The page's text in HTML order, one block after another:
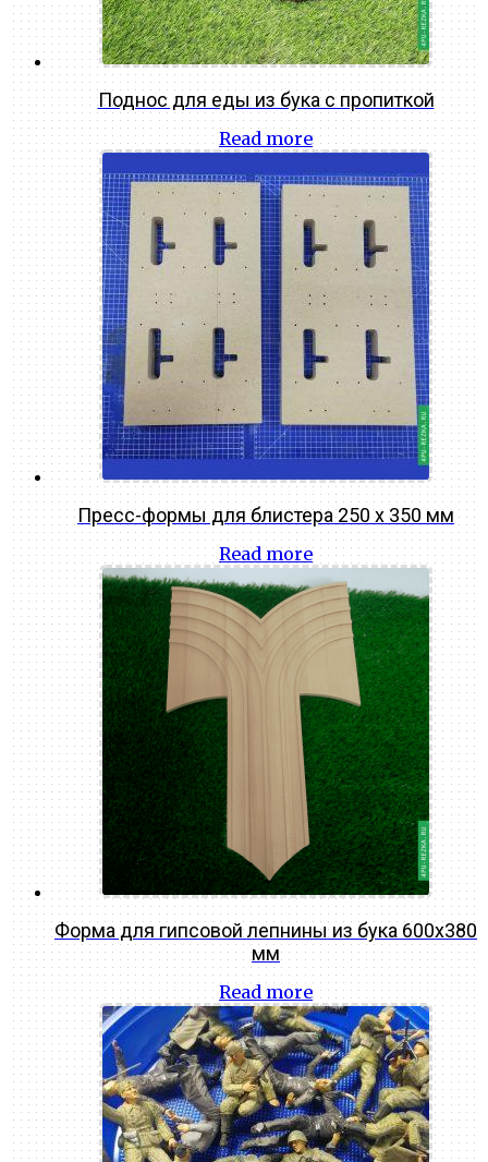
Поднос для еды из бука с пропиткой
Read more
Пресс-формы для блистера 250 х 350 мм
Read more
Форма для гипсовой лепнины из бука 600х380
мм
Read more